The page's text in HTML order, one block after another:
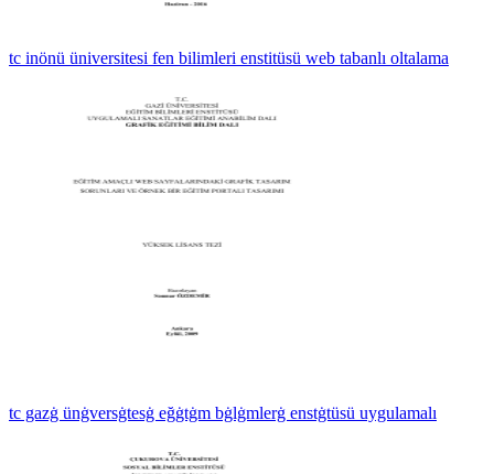
tc inönü üniversitesi fen bilimleri enstitüsü web tabanlı oltalama
tc gazġ ünġversġtesġ eğġtġm bġlġmlerġ enstġtüsü uygulamalı